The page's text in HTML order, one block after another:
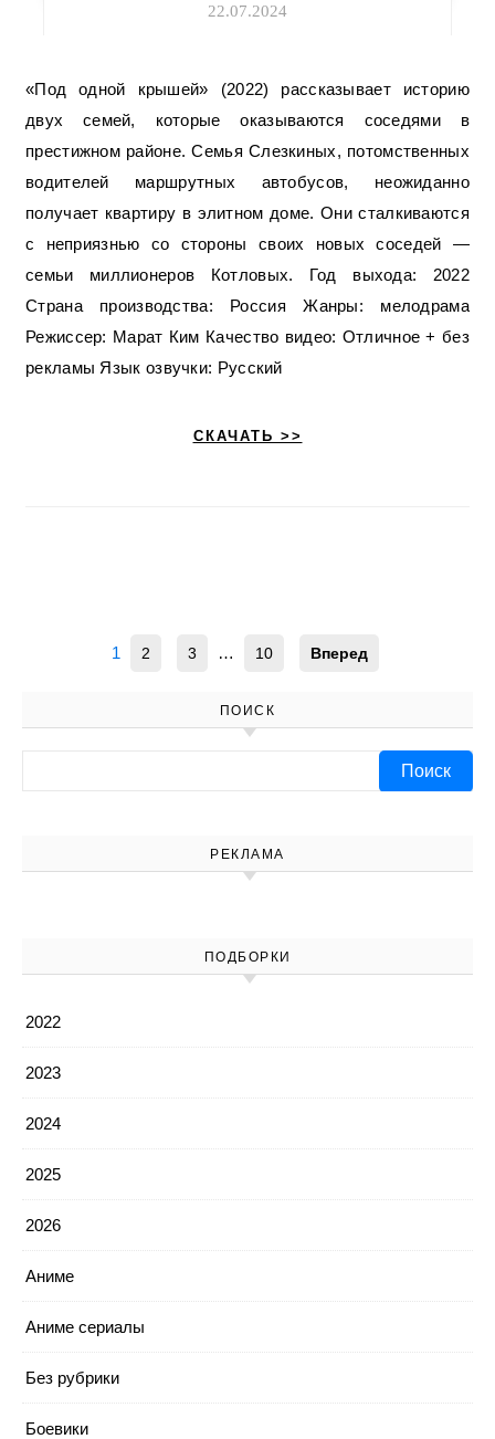
22.07.2024
«Под одной крышей» (2022) рассказывает историю
двух семей, которые оказываются соседями в
престижном районе. Семья Слезкиных, потомственных
водителей маршрутных автобусов, неожиданно
получает квартиру в элитном доме. Они сталкиваются
с неприязнью со стороны своих новых соседей —
семьи миллионеров Котловых. Год выхода: 2022
Страна производства: Россия Жанры: мелодрама
Режиссер: Марат Ким Качество видео: Отличное + без
рекламы Язык озвучки: Русский
СКАЧАТЬ >>
1 2 3 … 10 Вперед
ПОИСК
РЕКЛАМА
ПОДБОРКИ
2022
2023
2024
2025
2026
Аниме
Аниме сериалы
Без рубрики
Боевики